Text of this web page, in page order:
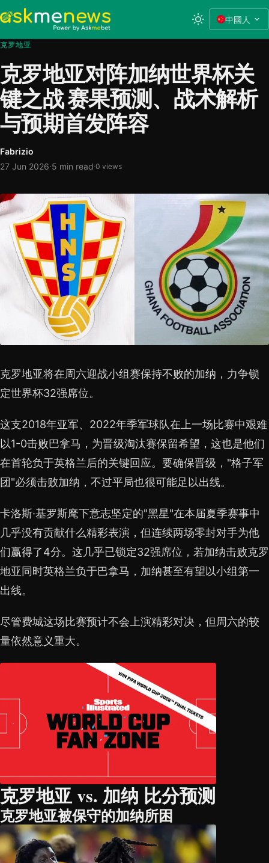
中國人
克罗地亚
克罗地亚对阵加纳世界杯关
键之战 赛果预测、战术解析
与预期首发阵容
Fabrizio
27 Jun 2026·5 min read·0 views
克罗地亚将在周六迎战小组赛保持不败的加纳，力争锁
定世界杯32强席位。
这支2018年亚军、2022年季军球队在上一场比赛中艰难
以1-0击败巴拿马，为晋级淘汰赛保留希望，这也是他们
在首轮负于英格兰后的关键回应。要确保晋级，"格子军
团"必须击败加纳，不过平局也很可能足以出线。
卡洛斯·基罗斯麾下意志坚定的"黑星"在本届夏季赛事中
几乎没有贡献什么精彩表演，但连续两场零封对手为他
们赢得了4分。这几乎已锁定32强席位，若加纳击败克罗
地亚同时英格兰负于巴拿马，加纳甚至有望以小组第一
出线。
尽管费城这场比赛预计不会上演精彩对决，但周六的较
量依然意义重大。
克罗地亚 vs. 加纳 比分预测
克罗地亚被保守的加纳所困